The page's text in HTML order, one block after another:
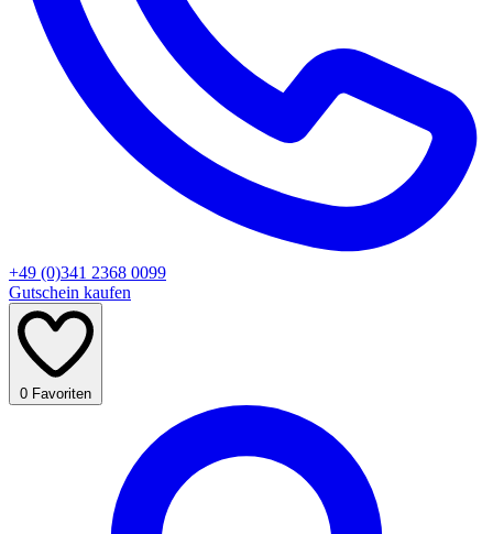
+49 (0)341 2368 0099
Gutschein kaufen
0 Favoriten